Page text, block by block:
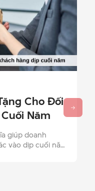
Giỏ Quà Tết
Chất Lượng
là lựa chọn hoàn hảo
khách hàng. Xem ngay